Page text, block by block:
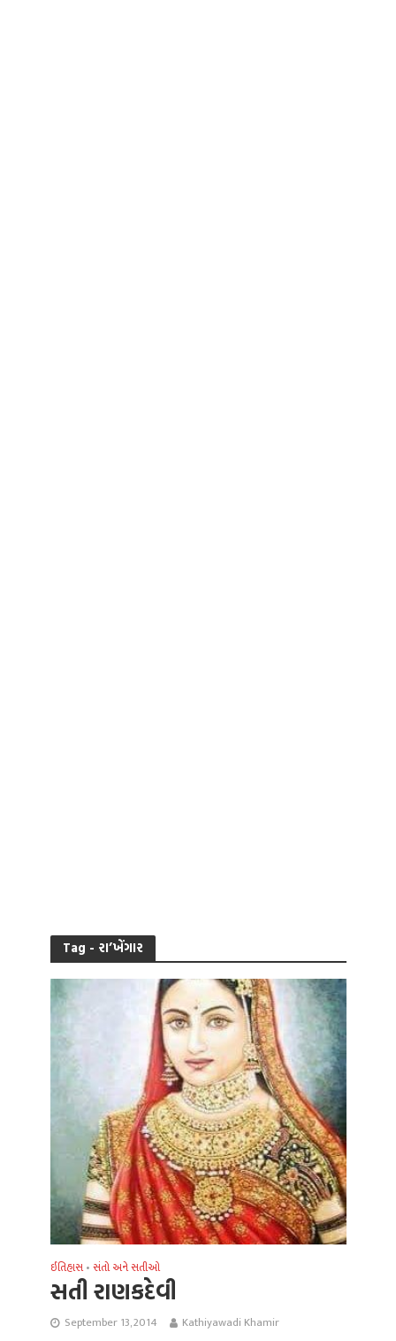
Tag - રા’ખેંગાર
ઈતિહાસ • સંતો અને સતીઓ
સતી રાણકદેવી
September 13, 2014 Kathiyawadi Khamir